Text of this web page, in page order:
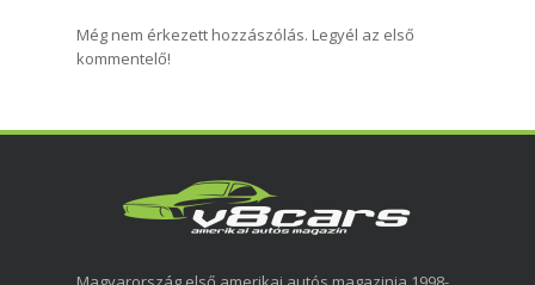
Még nem érkezett hozzászólás. Legyél az első
kommentelő!